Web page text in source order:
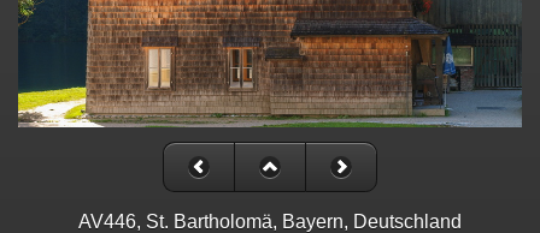
AV446, St. Bartholomä, Bayern, Deutschland